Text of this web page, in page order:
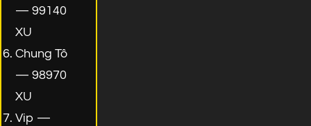
— 99140
XU
Chung Tô
— 98970
XU
Vip —